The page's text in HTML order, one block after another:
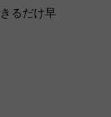
るだけ早